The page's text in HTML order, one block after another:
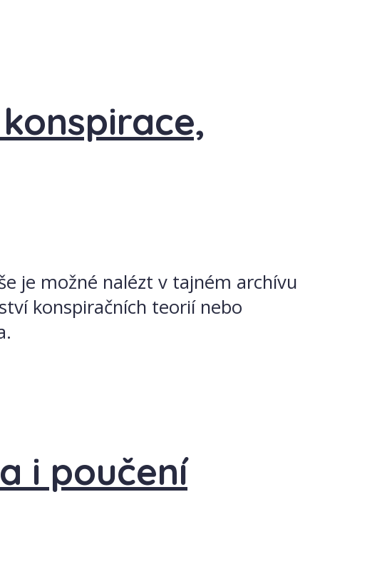
je možné nalézt v tajném archívu
konspiračních teorií nebo
i poučení